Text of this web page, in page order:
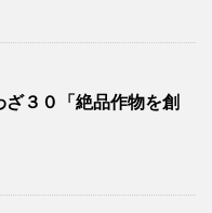
３０「絶品作物を創